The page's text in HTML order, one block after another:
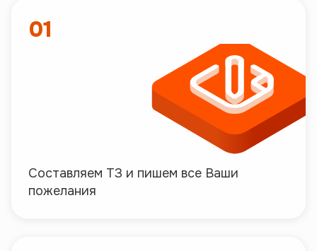
01
Составляем ТЗ и пишем все Ваши
пожелания